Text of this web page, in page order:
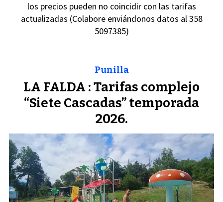
los precios pueden no coincidir con las tarifas
actualizadas (Colabore enviándonos datos al 358
5097385)
LA FALDA : Tarifas complejo
“Siete Cascadas” temporada
2026.
Punilla